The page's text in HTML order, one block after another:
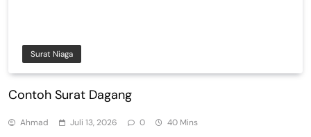
Surat Niaga
Contoh Surat Dagang
Ahmad Juli 13, 2026 0 40 Mins